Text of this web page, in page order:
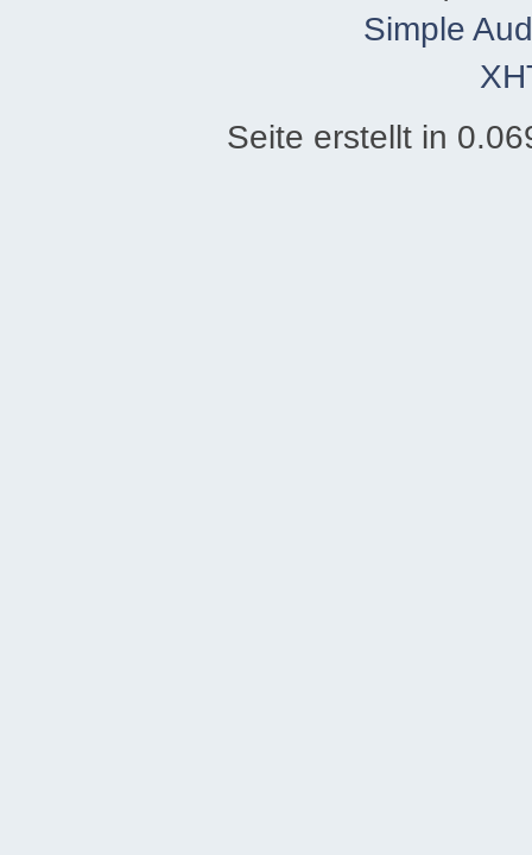
Simple
Seite erstellt in